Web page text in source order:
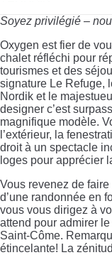
Soyez privilégié –
Oxygen est fier de
chalet réfléchi pour
tourismes et des
signature Le Refuge,
Nordik et le
designer c’est
magnifique modèle.
l’extérieur, la
droit à un spectacle
loges pour apprécier
Vous revenez de
d’une randonnée en
vous vous dirigez à
attend pour admirer
Saint-Côme.
étincelante! La